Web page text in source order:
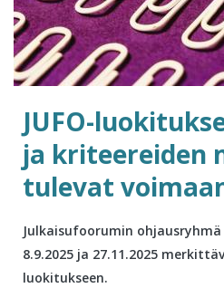
JUFO-
ja kriteereiden
tulevat
Julkaisufoorumin
8.9.2025 ja 27.11.2025
luokitukseen.